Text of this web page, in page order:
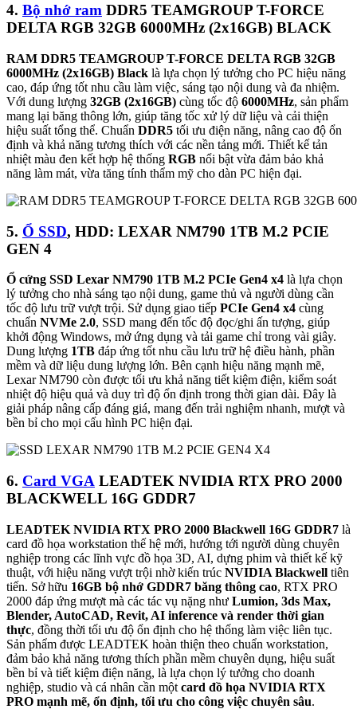
4. Bộ nhớ ram DDR5 TEAMGROUP T-FORCE
DELTA RGB 32GB 6000MHz (2x16GB) BLACK
RAM DDR5 TEAMGROUP T-FORCE DELTA RGB 32GB
6000MHz (2x16GB) Black là lựa chọn lý tưởng cho PC hiệu năng
cao, đáp ứng tốt nhu cầu làm việc, sáng tạo nội dung và đa nhiệm.
Với dung lượng 32GB (2x16GB) cùng tốc độ 6000MHz, sản phẩm
mang lại băng thông lớn, giúp tăng tốc xử lý dữ liệu và cải thiện
hiệu suất tổng thể. Chuẩn DDR5 tối ưu điện năng, nâng cao độ ổn
định và khả năng tương thích với các nền tảng mới. Thiết kế tản
nhiệt màu đen kết hợp hệ thống RGB nổi bật vừa đảm bảo khả
năng làm mát, vừa tăng tính thẩm mỹ cho dàn PC hiện đại.
5. Ổ SSD, HDD: LEXAR NM790 1TB M.2 PCIE
GEN 4
Ổ cứng SSD Lexar NM790 1TB M.2 PCIe Gen4 x4 là lựa chọn
lý tưởng cho nhà sáng tạo nội dung, game thủ và người dùng cần
tốc độ lưu trữ vượt trội. Sử dụng giao tiếp PCIe Gen4 x4 cùng
chuẩn NVMe 2.0, SSD mang đến tốc độ đọc/ghi ấn tượng, giúp
khởi động Windows, mở ứng dụng và tải game chỉ trong vài giây.
Dung lượng 1TB đáp ứng tốt nhu cầu lưu trữ hệ điều hành, phần
mềm và dữ liệu dung lượng lớn. Bên cạnh hiệu năng mạnh mẽ,
Lexar NM790 còn được tối ưu khả năng tiết kiệm điện, kiểm soát
nhiệt độ hiệu quả và duy trì độ ổn định trong thời gian dài. Đây là
giải pháp nâng cấp đáng giá, mang đến trải nghiệm nhanh, mượt và
bền bỉ cho mọi cấu hình PC hiện đại.
6. Card VGA LEADTEK NVIDIA RTX PRO 2000
BLACKWELL 16G GDDR7
LEADTEK NVIDIA RTX PRO 2000 Blackwell 16G GDDR7 là
card đồ họa workstation thế hệ mới, hướng tới người dùng chuyên
nghiệp trong các lĩnh vực đồ họa 3D, AI, dựng phim và thiết kế kỹ
thuật, với hiệu năng vượt trội nhờ kiến trúc NVIDIA Blackwell tiên
tiến. Sở hữu 16GB bộ nhớ GDDR7 băng thông cao, RTX PRO
2000 đáp ứng mượt mà các tác vụ nặng như Lumion, 3ds Max,
Blender, AutoCAD, Revit, AI inference và render thời gian
thực, đồng thời tối ưu độ ổn định cho hệ thống làm việc liên tục.
Sản phẩm được LEADTEK hoàn thiện theo chuẩn workstation,
đảm bảo khả năng tương thích phần mềm chuyên dụng, hiệu suất
bền bỉ và tiết kiệm điện năng, là lựa chọn lý tưởng cho doanh
nghiệp, studio và cá nhân cần một card đồ họa NVIDIA RTX
PRO mạnh mẽ, ổn định, tối ưu cho công việc chuyên sâu.